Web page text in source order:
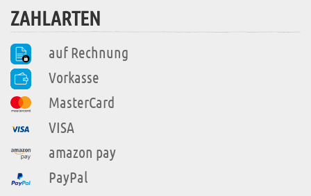
ZAHLARTEN
auf Rechnung
Vorkasse
MasterCard
VISA
amazon pay
PayPal